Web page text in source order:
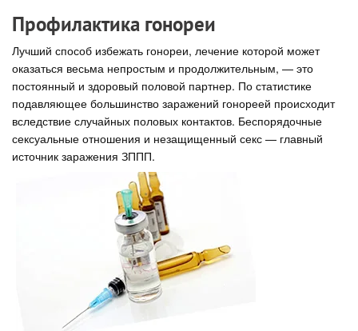
Профилактика гонореи
Лучший способ избежать гонореи, лечение которой может
оказаться весьма непростым и продолжительным, — это
постоянный и здоровый половой партнер. По статистике
подавляющее большинство заражений гонореей происходит
вследствие случайных половых контактов. Беспорядочные
сексуальные отношения и незащищенный секс — главный
источник заражения ЗППП.